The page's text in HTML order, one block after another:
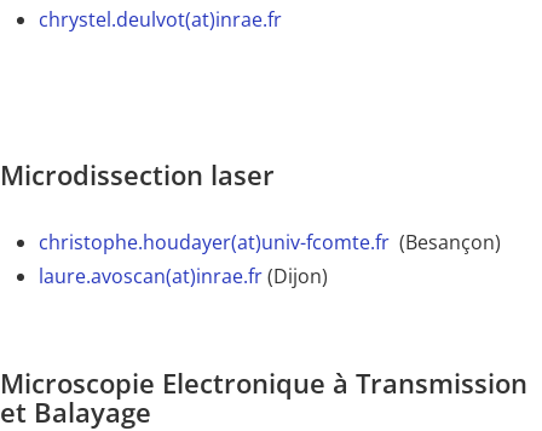
chrystel.deulvot(at)inrae.fr
Microdissection laser
christophe.houdayer(at)univ-fcomte.fr (Besançon)
laure.avoscan(at)inrae.fr(Dijon)
Microscopie Electronique à Transmission
et Balayage